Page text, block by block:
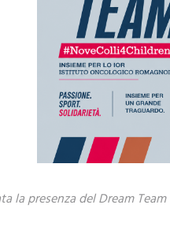
la presenza del Dream